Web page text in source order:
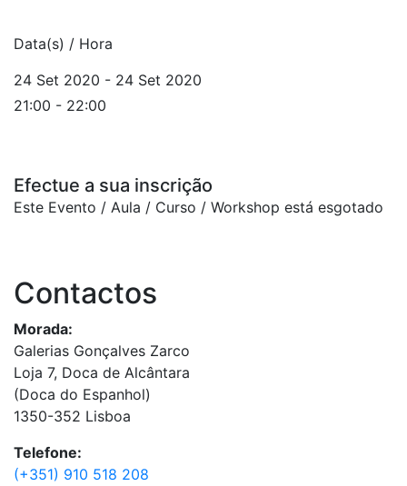
Data(s) / Hora
24 Set 2020 - 24 Set 2020
21:00 - 22:00
Efectue a sua inscrição
Este Evento / Aula / Curso / Workshop está esgotado
Contactos
Morada:
Galerias Gonçalves Zarco
Loja 7, Doca de Alcântara
(Doca do Espanhol)
1350-352 Lisboa
Telefone:
(+351) 910 518 208